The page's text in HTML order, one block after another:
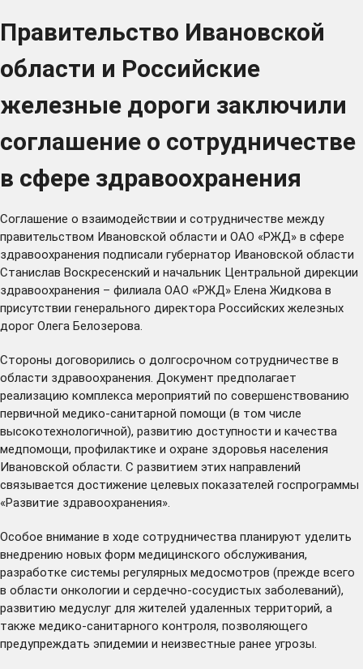
Правительство Ивановской
области и Российские
железные дороги заключили
соглашение о сотрудничестве
в сфере здравоохранения
Соглашение о взаимодействии и сотрудничестве между
правительством Ивановской области и ОАО «РЖД» в сфере
здравоохранения подписали губернатор Ивановской области
Станислав Воскресенский и начальник Центральной дирекции
здравоохранения – филиала ОАО «РЖД» Елена Жидкова в
присутствии генерального директора Российских железных
дорог Олега Белозерова.
Стороны договорились о долгосрочном сотрудничестве в
области здравоохранения. Документ предполагает
реализацию комплекса мероприятий по совершенствованию
первичной медико-санитарной помощи (в том числе
высокотехнологичной), развитию доступности и качества
медпомощи, профилактике и охране здоровья населения
Ивановской области. С развитием этих направлений
связывается достижение целевых показателей госпрограммы
«Развитие здравоохранения».
Особое внимание в ходе сотрудничества планируют уделить
внедрению новых форм медицинского обслуживания,
разработке системы регулярных медосмотров (прежде всего
в области онкологии и сердечно-сосудистых заболеваний),
развитию медуслуг для жителей удаленных территорий, а
также медико-санитарного контроля, позволяющего
предупреждать эпидемии и неизвестные ранее угрозы.